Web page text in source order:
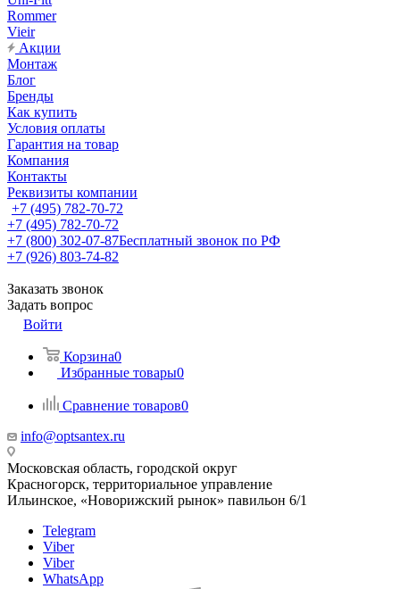
Rommer
Vieir
Акции
Монтаж
Блог
Бренды
Как купить
Условия оплаты
Гарантия на товар
Компания
Контакты
Реквизиты компании
+7 (495) 782-70-72
+7 (495) 782-70-72
+7 (800) 302-07-87Бесплатный звонок по РФ
+7 (926) 803-74-82
Заказать звонок
Задать вопрос
Войти
Корзина0
Избранные товары0
Сравнение товаров0
info@optsantex.ru
Московская область, городской округ
Красногорск, территориальное управление
Ильинское, «Новорижский рынок» павильон 6/1
Telegram
Viber
Viber
WhatsApp